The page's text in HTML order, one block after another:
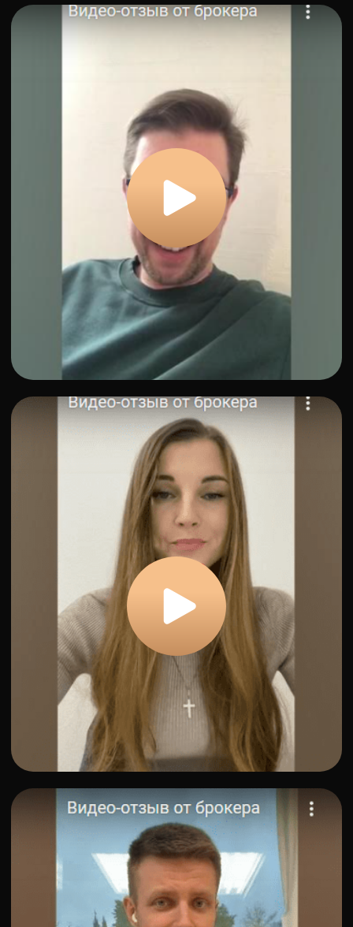
А вот что они говорят
окачестве лидов
Хочу продавать с вами
Значительный рост выручки
агентства
– на 90% за
последний месяц